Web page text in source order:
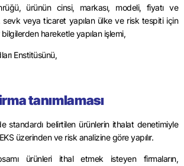
ürünün cinsi, markası, modeli, fiyatı ve
sevk veya ticaret yapılan ülke ve risk tespiti için
bilgilerden hareketle yapılan işlemi,
Enstitüsünü,
tanımlaması
standardı belirtilen ürünlerin ithalat denetimiyle
üzerinden ve risk analizine göre yapılır.
ürünleri ithal etmek isteyen firmaların,